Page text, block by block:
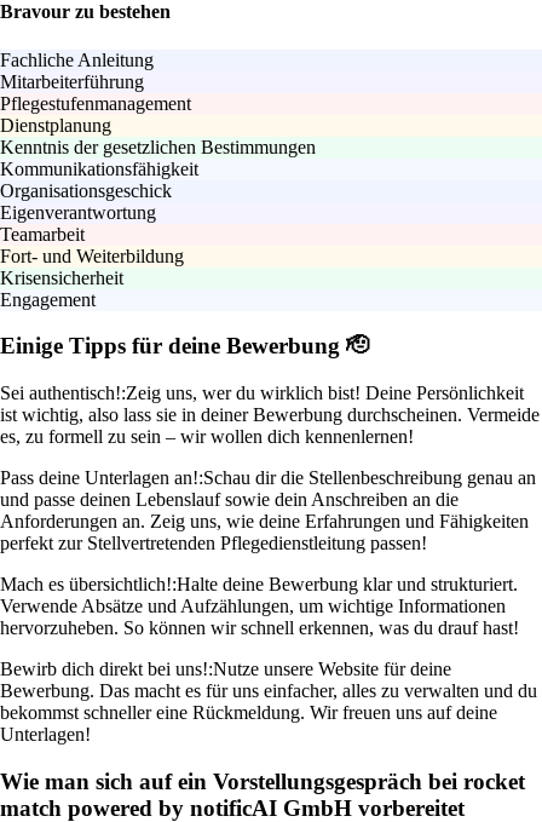
Bravour zu bestehen
Fachliche Anleitung
Mitarbeiterführung
Pflegestufenmanagement
Dienstplanung
Kenntnis der gesetzlichen Bestimmungen
Kommunikationsfähigkeit
Organisationsgeschick
Eigenverantwortung
Teamarbeit
Fort- und Weiterbildung
Krisensicherheit
Engagement
Einige Tipps für deine Bewerbung 🫡
Sei authentisch!:Zeig uns, wer du wirklich bist! Deine Persönlichkeit
ist wichtig, also lass sie in deiner Bewerbung durchscheinen. Vermeide
es, zu formell zu sein – wir wollen dich kennenlernen!
Pass deine Unterlagen an!:Schau dir die Stellenbeschreibung genau an
und passe deinen Lebenslauf sowie dein Anschreiben an die
Anforderungen an. Zeig uns, wie deine Erfahrungen und Fähigkeiten
perfekt zur Stellvertretenden Pflegedienstleitung passen!
Mach es übersichtlich!:Halte deine Bewerbung klar und strukturiert.
Verwende Absätze und Aufzählungen, um wichtige Informationen
hervorzuheben. So können wir schnell erkennen, was du drauf hast!
Bewirb dich direkt bei uns!:Nutze unsere Website für deine
Bewerbung. Das macht es für uns einfacher, alles zu verwalten und du
bekommst schneller eine Rückmeldung. Wir freuen uns auf deine
Unterlagen!
Wie man sich auf ein Vorstellungsgespräch bei rocket
match powered by notificAI GmbH vorbereitet